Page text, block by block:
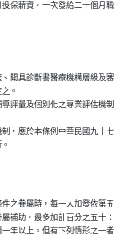
保薪資，一次發給二十個月職
開具診斷書醫療機構層級及審
。
評量及個別化之專業評估機制
，應於本條例中華民國九十七
之眷屬時，每一人加發依第五
補助，最多加計百分之五十：
年以上。但有下列情形之一者